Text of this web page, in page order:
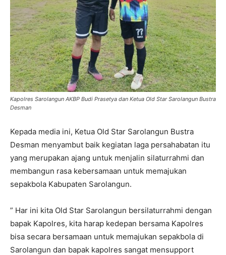
Kapolres Sarolangun AKBP Budi Prasetya dan Ketua Old Star Sarolangun Bustra
Desman
Kepada media ini, Ketua Old Star Sarolangun Bustra
Desman menyambut baik kegiatan laga persahabatan itu
yang merupakan ajang untuk menjalin silaturrahmi dan
membangun rasa kebersamaan untuk memajukan
sepakbola Kabupaten Sarolangun.
” Har ini kita Old Star Sarolangun bersilaturrahmi dengan
bapak Kapolres, kita harap kedepan bersama Kapolres
bisa secara bersamaan untuk memajukan sepakbola di
Sarolangun dan bapak kapolres sangat mensupport